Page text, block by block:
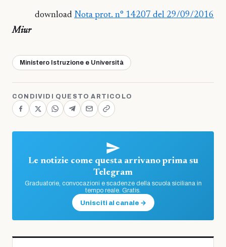
download Nota prot. n° 14207 del 29/09/2016
Miur
Ministero Istruzione e Università
CONDIVIDI QUESTO ARTICOLO
Le notizie come questa arrivano prima su
Telegram
Graduatorie, convocazioni e scadenze della scuola siciliana in
tempo reale. Gratis.
Unisciti al canale →